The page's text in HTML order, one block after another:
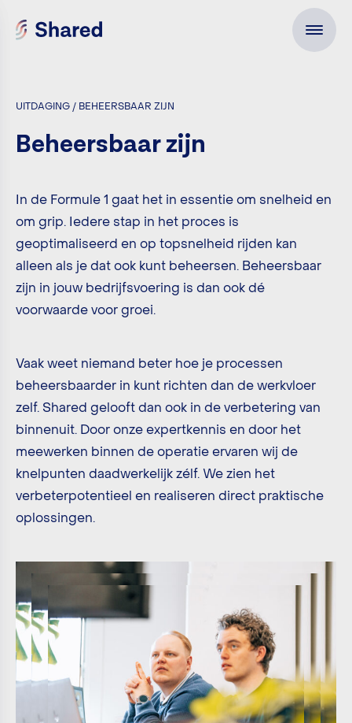
UITDAGING / BEHEERSBAAR ZIJN
Beheersbaar zijn
In de Formule 1 gaat het in essentie om snelheid en
om grip. Iedere stap in het proces is
geoptimaliseerd en op topsnelheid rijden kan
alleen als je dat ook kunt beheersen. Beheersbaar
zijn in jouw bedrijfsvoering is dan ook dé
voorwaarde voor groei.
Vaak weet niemand beter hoe je processen
beheersbaarder in kunt richten dan de werkvloer
zelf. Shared gelooft dan ook in de verbetering van
binnenuit. Door onze expertkennis en door het
meewerken binnen de operatie ervaren wij de
knelpunten daadwerkelijk zélf. We zien het
verbeterpotentieel en realiseren direct praktische
oplossingen.